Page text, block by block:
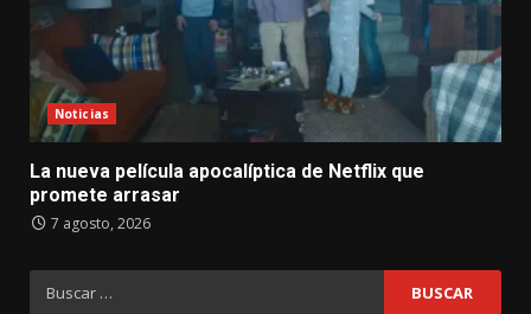
Noticias
La nueva película apocalíptica de Netflix que
promete arrasar
7 agosto, 2026
Buscar: